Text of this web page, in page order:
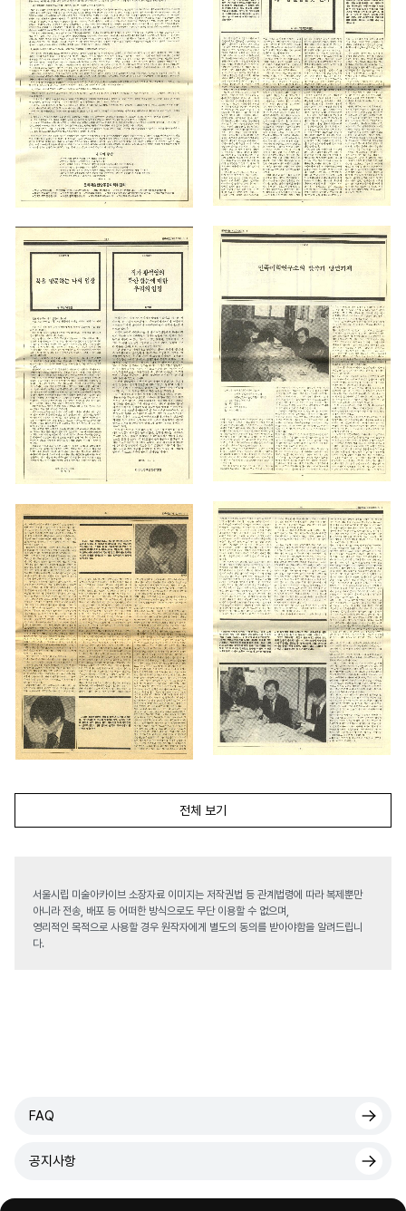
전체 보기
서울시립 미술아카이브 소장자료 이미지는 저작권법 등 관계법령에 따라 복제뿐만
아니라 전송, 배포 등 어떠한 방식으로도 무단 이용할 수 없으며,
영리적인 목적으로 사용할 경우 원작자에게 별도의 동의를 받아야함을 알려드립니
다.
FAQ
공지사항